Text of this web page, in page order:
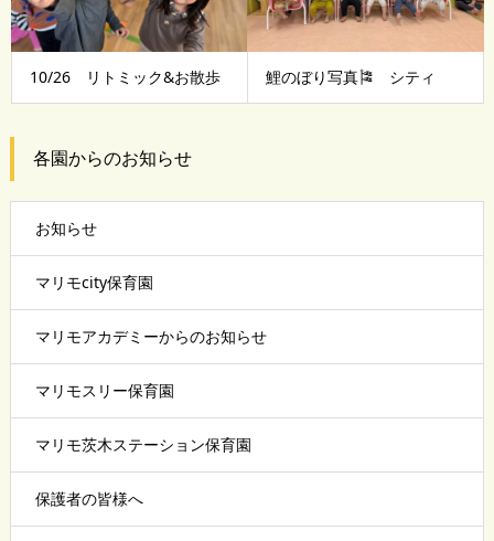
10/26 リトミック&お散歩 鯉のぼり写真🎏 シティ
各園からのお知らせ
お知らせ
マリモcity保育園
マリモアカデミーからのお知らせ
マリモスリー保育園
マリモ茨木ステーション保育園
保護者の皆様へ